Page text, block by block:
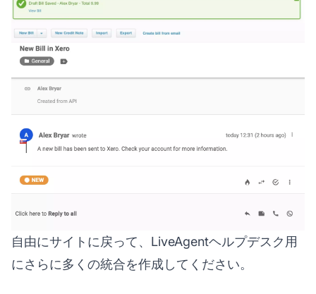
自由にサイトに戻って、LiveAgentヘルプデスク用
にさらに多くの統合を作成してください。